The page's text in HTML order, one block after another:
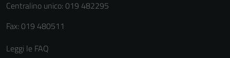
Centralino unico: 019 482295
Fax: 019 480511
Leggi le FAQ